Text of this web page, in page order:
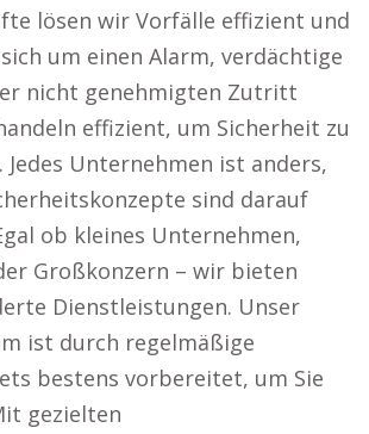
lösen wir Vorfälle effizient und
um einen Alarm, verdächtige
nicht genehmigten Zutritt
effizient, um Sicherheit zu
Jedes Unternehmen ist anders,
sind darauf
ob kleines Unternehmen,
Großkonzern – wir bieten
Dienstleistungen. Unser
ist durch regelmäßige
bestens vorbereitet, um Sie
gezielten